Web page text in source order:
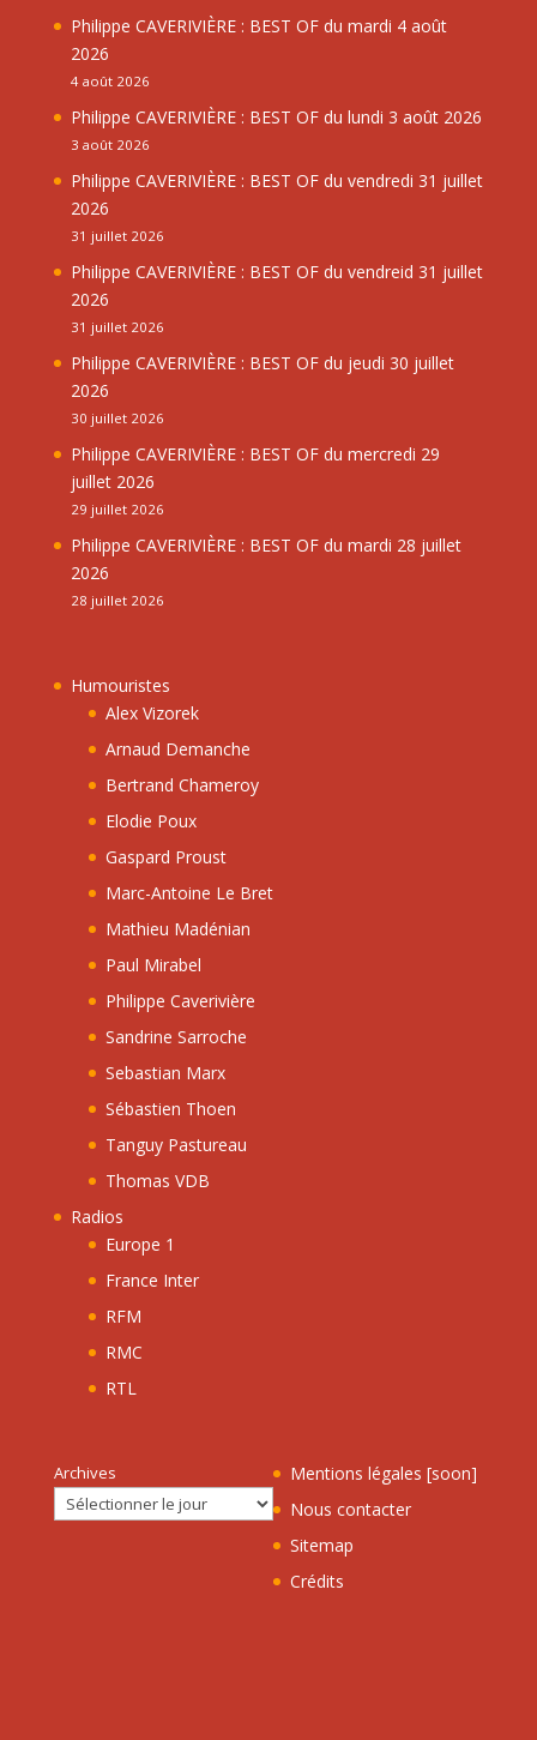
Philippe CAVERIVIÈRE : BEST OF du mardi 4 août
2026
4 août 2026
Philippe CAVERIVIÈRE : BEST OF du lundi 3 août 2026
3 août 2026
Philippe CAVERIVIÈRE : BEST OF du vendredi 31 juillet
2026
31 juillet 2026
Philippe CAVERIVIÈRE : BEST OF du vendreid 31 juillet
2026
31 juillet 2026
Philippe CAVERIVIÈRE : BEST OF du jeudi 30 juillet
2026
30 juillet 2026
Philippe CAVERIVIÈRE : BEST OF du mercredi 29
juillet 2026
29 juillet 2026
Philippe CAVERIVIÈRE : BEST OF du mardi 28 juillet
2026
28 juillet 2026
Humouristes
Alex Vizorek
Arnaud Demanche
Bertrand Chameroy
Elodie Poux
Gaspard Proust
Marc-Antoine Le Bret
Mathieu Madénian
Paul Mirabel
Philippe Caverivière
Sandrine Sarroche
Sebastian Marx
Sébastien Thoen
Tanguy Pastureau
Thomas VDB
Radios
Europe 1
France Inter
RFM
RMC
RTL
Archives
Mentions légales [soon]
Nous contacter
Sitemap
Crédits